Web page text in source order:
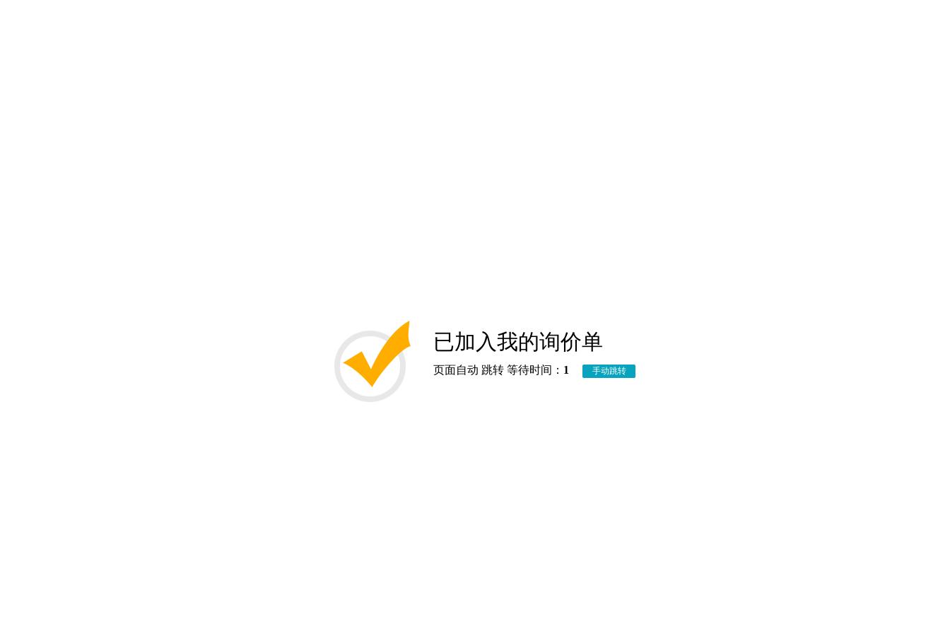
已加入我的询价单
页面自动 跳转 等待时间： 1 手动跳转